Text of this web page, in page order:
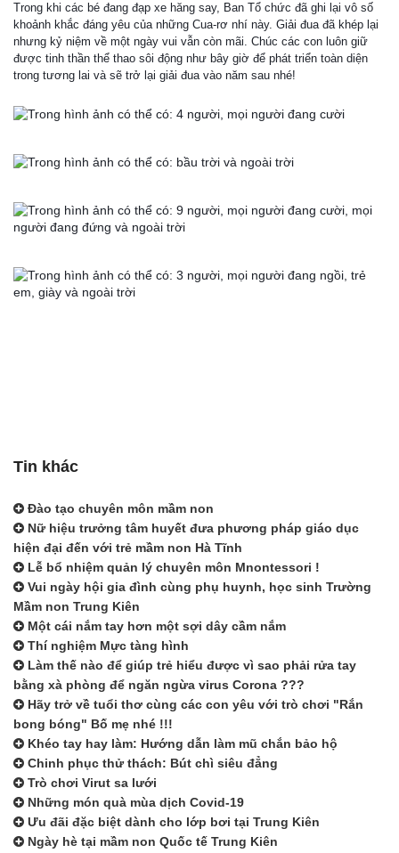
Trong khi các bé đang đạp xe hăng say, Ban Tổ chức đã ghi lại vô số
khoảnh khắc đáng yêu của những Cua-rơ nhí này. Giải đua đã khép lại
nhưng kỷ niệm về một ngày vui vẫn còn mãi. Chúc các con luôn giữ
được tinh thần thể thao sôi động như bây giờ để phát triển toàn diện
trong tương lai và sẽ trở lại giải đua vào năm sau nhé!
Tin khác
Đào tạo chuyên môn mầm non
Nữ hiệu trưởng tâm huyết đưa phương pháp giáo dục
hiện đại đến với trẻ mầm non Hà Tĩnh
Lễ bổ nhiệm quản lý chuyên môn Mnontessori !
Vui ngày hội gia đình cùng phụ huynh, học sinh Trường
Mầm non Trung Kiên
Một cái nắm tay hơn một sợi dây cầm nắm
Thí nghiệm Mực tàng hình
Làm thế nào để giúp trẻ hiểu được vì sao phải rửa tay
bằng xà phòng để ngăn ngừa virus Corona ???
Hãy trở về tuổi thơ cùng các con yêu với trò chơi "Rắn
bong bóng" Bố mẹ nhé !!!
Khéo tay hay làm: Hướng dẫn làm mũ chắn bảo hộ
Chinh phục thử thách: Bút chì siêu đẳng
Trò chơi Virut sa lưới
Những món quà mùa dịch Covid-19
Ưu đãi đặc biệt dành cho lớp bơi tại Trung Kiên
Ngày hè tại mầm non Quốc tế Trung Kiên